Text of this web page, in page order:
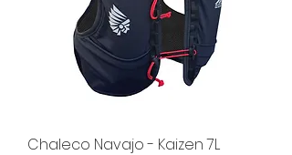
Chaleco Navajo - Kaizen 7L